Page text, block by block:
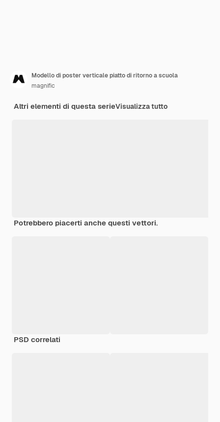
Modello di poster verticale piatto di ritorno a scuola
magnific
Altri elementi di questa serieVisualizza tutto
Potrebbero piacerti anche questi vettori.
PSD correlati